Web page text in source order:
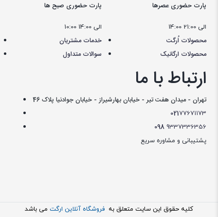
پارت حضوری صبح ها
10:00 الی 14:00
پارت حضوری عصرها
14:00 الی 21:00
خدمات مشتریان
سوالات متداول
محصولات اُرگت
محصولات ارگانیک
ارتباط با ما
تهران - میدان هفت تیر - خیابان بهارشیراز - خیابان جوادنیا پلاک 46
02177671173
098 9337336356
پشتیبانی و مشاوره سریع
کليه حقوق اين سايت متعلق به فروشگاه آنلاین ارگت می باشد